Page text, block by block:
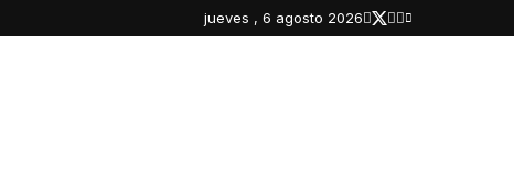
jueves , 6 agosto 2026